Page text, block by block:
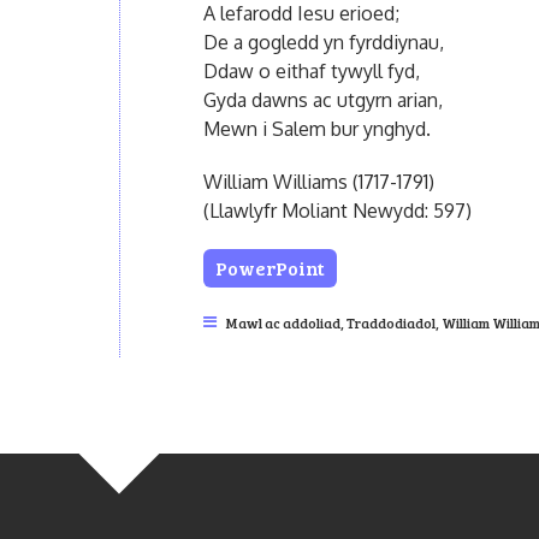
A lefarodd Iesu erioed;
De a gogledd yn fyrddiynau,
Ddaw o eithaf tywyll fyd,
Gyda dawns ac utgyrn arian,
Mewn i Salem bur ynghyd.
William Williams (1717-1791)
(Llawlyfr Moliant Newydd: 597)
PowerPoint
Mawl ac addoliad, Traddodiadol, William